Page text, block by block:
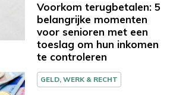
Voorkom terugbetalen: 5
belangrijke momenten
voor senioren met een
toeslag om hun inkomen
te controleren
GELD, WERK & RECHT